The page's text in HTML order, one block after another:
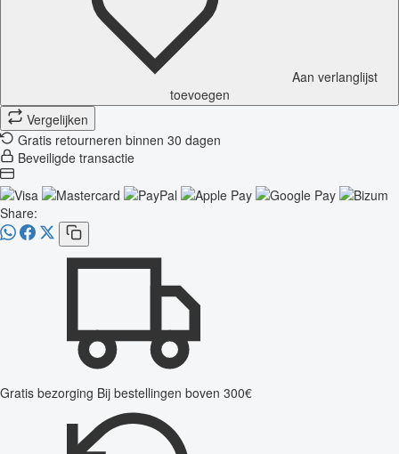
Aan verlanglijst
toevoegen
Vergelijken
Gratis retourneren binnen 30 dagen
Beveiligde transactie
Share:
Gratis bezorging Bij bestellingen boven 300€